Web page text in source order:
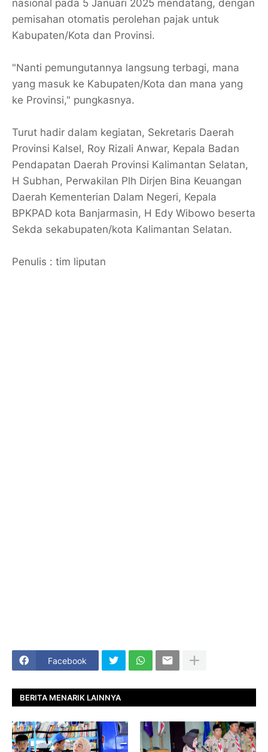
nasional pada 5 Januari 2025 mendatang, dengan
pemisahan otomatis perolehan pajak untuk
Kabupaten/Kota dan Provinsi.
"Nanti pemungutannya langsung terbagi, mana
yang masuk ke Kabupaten/Kota dan mana yang
ke Provinsi," pungkasnya.
Turut hadir dalam kegiatan, Sekretaris Daerah
Provinsi Kalsel, Roy Rizali Anwar, Kepala Badan
Pendapatan Daerah Provinsi Kalimantan Selatan,
H Subhan, Perwakilan Plh Dirjen Bina Keuangan
Daerah Kementerian Dalam Negeri, Kepala
BPKPAD kota Banjarmasin, H Edy Wibowo beserta
Sekda sekabupaten/kota Kalimantan Selatan.
Penulis : tim liputan
Facebook
BERITA MENARIK LAINNYA